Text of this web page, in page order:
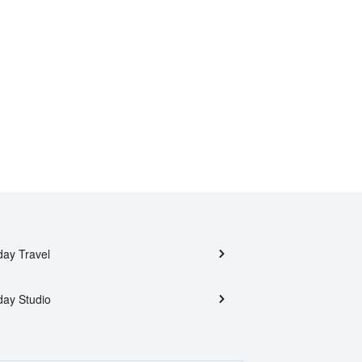
Travel
Studio